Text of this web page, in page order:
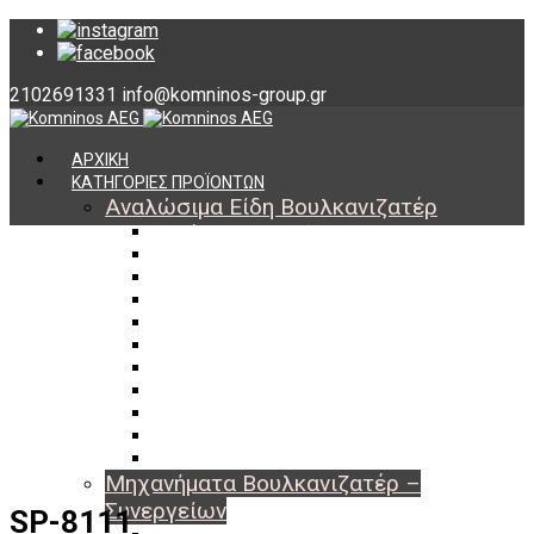
2102691331 info@komninos-group.gr
ΑΡΧΙΚΗ
ΚΑΤΗΓΟΡΙΕΣ ΠΡΟΪΟΝΤΩΝ
Αναλώσιμα Είδη Βουλκανιζατέρ
Μηχανήματα Βουλκανιζατέρ –
Συνεργείων
SP-8111